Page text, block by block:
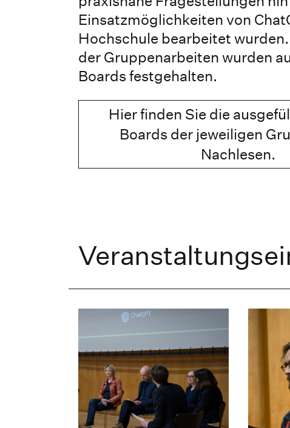
Einsatzmöglichkeiten von
Hochschule bearbeitet
der Gruppenarbeiten wurden
Boards festgehalten.
Hier finden Sie die
Boards der jeweiligen
Nachlesen.